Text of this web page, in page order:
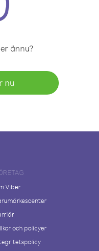
ännu?
nu
Viber
och policyer